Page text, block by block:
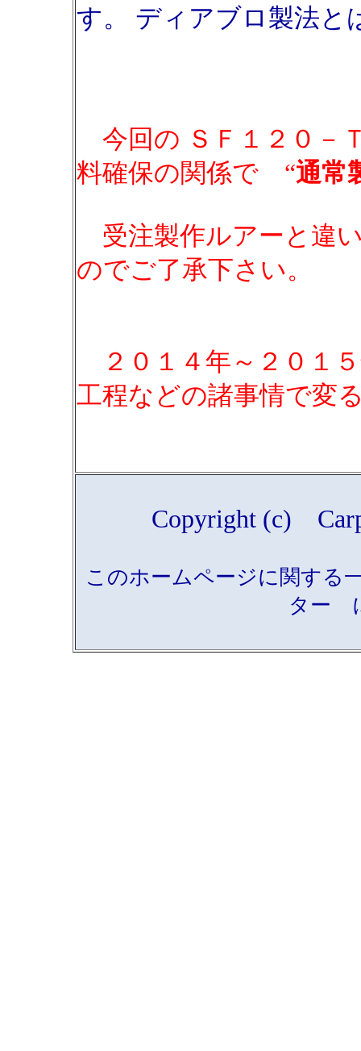
す。 ディアブロ製法と
今回の ＳＦ１２０－
料確保の関係で “通常
受注製作ルアーと違
のでご了承下さい。
２０１４年～２０１
工程などの諸事情で変
Copyright (c)
このホームページに関す
ター